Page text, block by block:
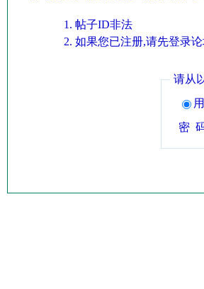
帖子ID非法
如果您已注册,请先登录
请从
密